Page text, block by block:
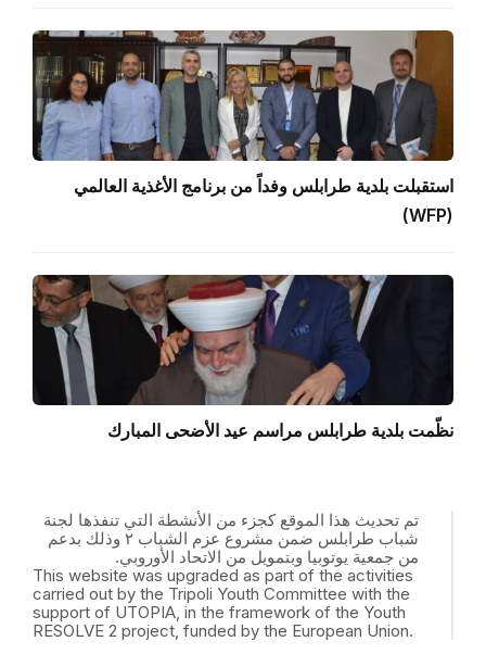
استقبلت بلدية طرابلس وفداً من برنامج الأغذية العالمي
(WFP)
نظّمت بلدية طرابلس مراسم عيد الأضحى المبارك
تم تحديث هذا الموقع كجزء من الأنشطة التي تنفذها لجنة
شباب طرابلس ضمن مشروع عزم الشباب ٢ وذلك بدعم
من جمعية يوتوبيا وبتمويل من الاتحاد الأوروبي.
This website was upgraded as part of the activities
carried out by the Tripoli Youth Committee with the
support of UTOPIA, in the framework of the Youth
RESOLVE 2 project, funded by the European Union.